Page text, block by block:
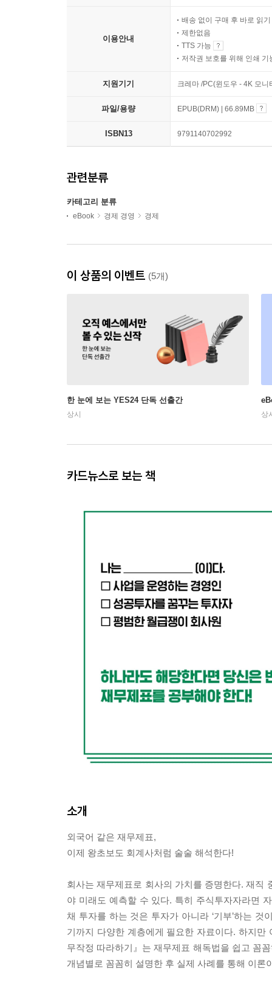
이용안내
배송 없이 구매 후 바로 읽기
제한없음
TTS 가능
저작권 보호를 위해 인쇄 기
지원기기 크레마 /PC(윈도우 - 4K 모
파일/용량 EPUB(DRM) | 66.89MB
ISBN13 9791140702992
관련분류
카테고리 분류
eBook 경제 경영 경제
이 상품의 이벤트 (5개)
한 눈에 보는 YES24 단독 선출간
상시 상
카드뉴스로 보는 책
소개
외국어 같은 재무제표,
이제 왕초보도 회계사처럼 술술 해석한다!
회사는 재무제표로 회사의 가치를 증명한다. 재직
야 미래도 예측할 수 있다. 특히 주식투자자라면
채 투자를 하는 것은 투자가 아니라 ‘기부’하는
기까지 다양한 계층에게 필요한 자료이다. 하지
무작정 따라하기』는 재무제표 해독법을 쉽고 꼼
개념별로 꼼꼼히 설명한 후 실제 사례를 통해 이